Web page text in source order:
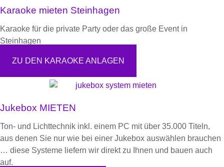
Karaoke mieten Steinhagen
Karaoke für die private Party oder das große Event in
Steinhagen
ZU DEN KARAOKE ANLAGEN
Jukebox MIETEN
Ton- und Lichttechnik inkl. einem PC mit über 35.000 Titeln,
aus denen Sie nur wie bei einer Jukebox auswählen brauchen
… diese Systeme liefern wir direkt zu Ihnen und bauen auch
auf.